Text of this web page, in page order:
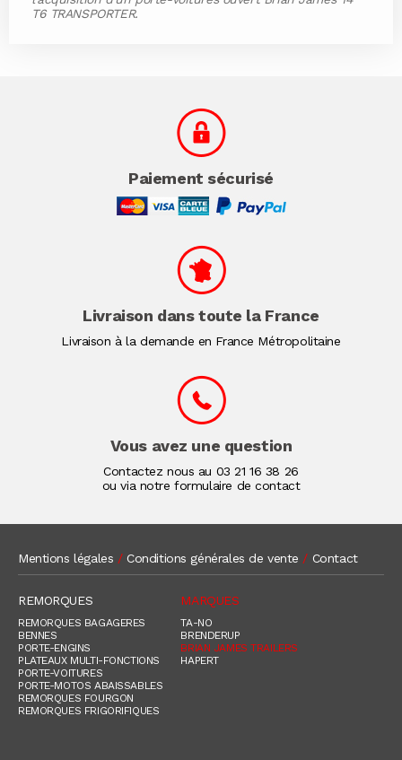
T6 TRANSPORTER.
Paiement sécurisé
Livraison dans toute la France
Livraison à la demande en France Métropolitaine
Vous avez une question
Contactez nous au 03 21 16 38 26
ou via notre formulaire de contact
Mentions légales / Conditions générales de vente / Contact
REMORQUES
REMORQUES BAGAGERES
BENNES
PORTE-ENGINS
PLATEAUX MULTI-FONCTIONS
PORTE-VOITURES
PORTE-MOTOS ABAISSABLES
REMORQUES FOURGON
REMORQUES FRIGORIFIQUES
MARQUES
TA-NO
BRENDERUP
BRIAN JAMES TRAILERS
HAPERT